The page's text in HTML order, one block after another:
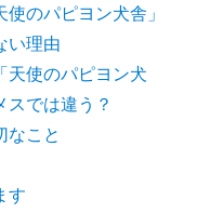
のパピヨン犬舎」
い理由
天使のパピヨン犬
スでは違う？
なこと
す